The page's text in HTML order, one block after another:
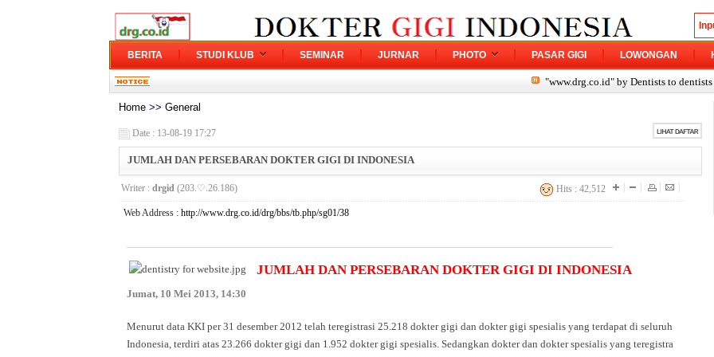
BERITA STUDI KLUB SEMINAR JURNAR PHOTO PASAR GIGI LOWONGAN
"www.drg.co.id" by Dentists to dentists
Home >> General
Date : 13-08-19 17:27
JUMLAH DAN PERSEBARAN DOKTER GIGI DI INDONESIA
Writer : drgid(203.♡.26.186) Hits : 42,512
Web Address : http://www.drg.co.id/drg/bbs/tb.php/sg01/38
JUMLAH DAN PERSEBARAN DOKTER GIGI DI INDONESIA
Jumat, 10 Mei 2013, 14:30
Menurut data KKI per 31 desember 2012 telah teregistrasi 25.218 dokter gigi dan dokter gigi spesialis yang terdapat di seluruh
Indonesia, terdiri atas 23.266 dokter gigi dan 1.952 dokter gigi spesialis. Sedangkan dokter dan dokter spesialis yang teregistra